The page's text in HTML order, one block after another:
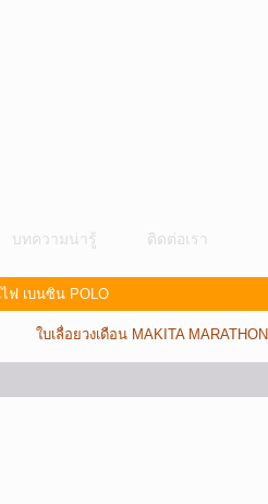
บทความน่ารู้ ติดต่อเรา
ฟ เบนซิน POLO
ใบเลื่อยวงเดือน MAKITA MARATHON